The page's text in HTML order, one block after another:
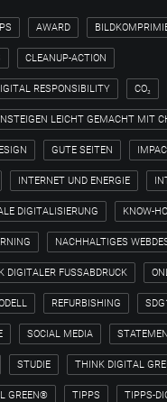
AWARD
CLEANUP-ACTION
RESPONSIBILITY CO₂
LEICHT GEMACHT MIT
GUTE SEITEN
INTERNET UND ENERGIE
DIGITALISIERUNG KNOW-
NACHHALTIGES
DIGITALER FUSSABDRUCK
REFURBISHING
SOCIAL MEDIA
STUDIE THINK DIGITAL
GREEN® TIPPS TIPPS-